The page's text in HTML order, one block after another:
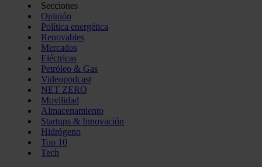
Secciones
Opinión
Política energética
Renovables
Mercados
Eléctricas
Petróleo & Gas
Videopodcast
NET ZERO
Movilidad
Almacenamiento
Startups & Innovación
Hidrógeno
Top 10
Tech